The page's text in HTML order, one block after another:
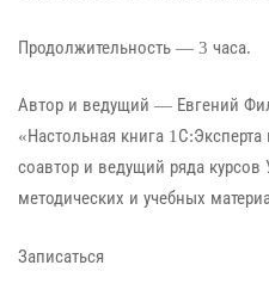
Продолжительность — 3 часа.
Автор и ведущий — Евгений
«Настольная книга
соавтор и ведущий ряда курсов
методических и учебных
Записаться